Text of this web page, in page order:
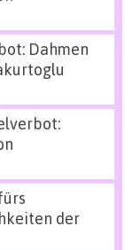
Dahmen
der